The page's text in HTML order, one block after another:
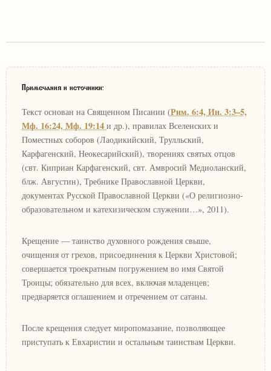
Примечания и источники:
Текст основан на Священном Писании (Рим. 6:4,Ин. 3:3–5,
Мф. 16:24,Мф. 19:14и др.), правилах Вселенских и
Поместных соборов (Лаодикийский, Трулльский,
Карфагенский, Неокесарийский), творениях святых отцов
(свт. Киприан Карфагенский, свт. Амвросий Медиоланский,
блж. Августин), Требнике Православной Церкви,
документах Русской Православной Церкви («О религиозно-
образовательном и катехизическом служении…», 2011).
Крещение — таинство духовного рождения свыше,
очищения от грехов, присоединения к Церкви Христовой;
совершается троекратным погружением во имя Святой
Троицы; обязательно для всех, включая младенцев;
предваряется оглашением и отречением от сатаны.
После крещения следует миропомазание, позволяющее
приступать к Евхаристии и остальным таинствам Церкви.